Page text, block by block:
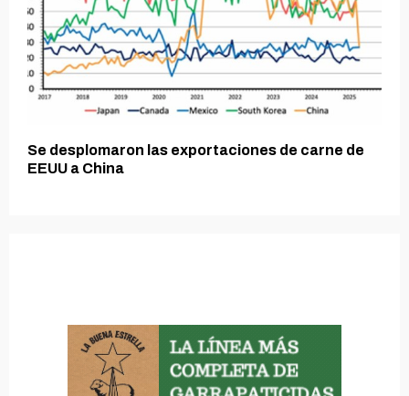
Se desplomaron las exportaciones de carne de
EEUU a China